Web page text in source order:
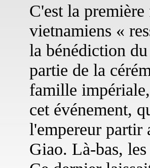
C'est la
vietnamiens «
la bénédiction
partie de la
famille
cet événement,
l'empereur partir
Giao. Là-bas,